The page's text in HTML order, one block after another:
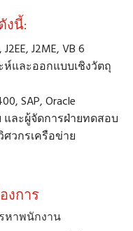
งนี้:
J2ME, VB 6
ห์และออกแบบเชิงวัตถุ
SAP, Oracle
ละผู้จัดการฝ่ายทดสอบ
วกรเครือข่าย
งการ
หาพนักงาน